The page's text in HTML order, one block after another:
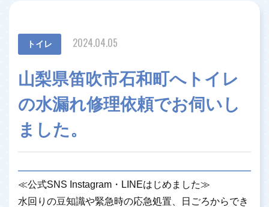
トイレ 2024.04.05
山梨県笛吹市石和町へトイレ
の水漏れ修理依頼でお伺いし
ました。
≪公式SNS Instagram・LINEはじめました≫
水回りの豆知識や緊急時の応急処置、日ごろからでき